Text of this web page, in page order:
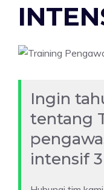
Ingin
tentang
intensif